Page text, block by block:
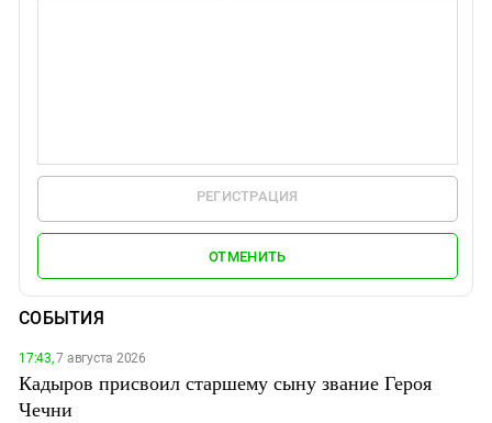
РЕГИСТРАЦИЯ
ОТМЕНИТЬ
СОБЫТИЯ
17:43,7 августа 2026
Кадыров присвоил старшему сыну звание Героя
Чечни